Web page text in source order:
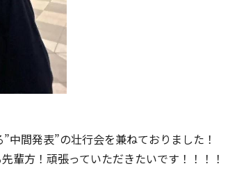
間発表”の壮行会を兼ねておりました！
輩方！頑張っていただきたいです！！！！